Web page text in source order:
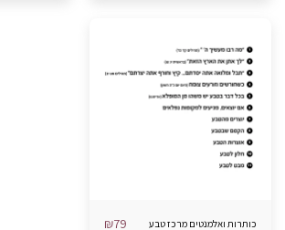
כותרות ואלמנטים מרכז טבע ₪79